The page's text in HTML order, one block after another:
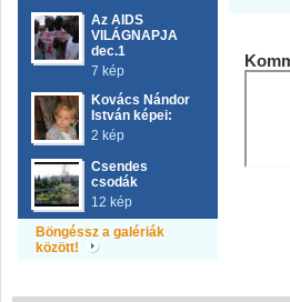
Az AIDS
VILÁGNAPJA
dec.1
7 kép
Kovács Nándor
István képei:
2 kép
Csendes
csodák
12 kép
Böngéssz a galériák
között!